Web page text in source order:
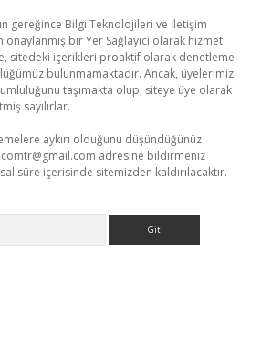
gereğince Bilgi Teknolojileri ve İletişim
onaylanmış bir Yer Sağlayıcı olarak hizmet
sitedeki içerikleri proaktif olarak denetleme
bulunmamaktadır. Ancak, üyelerimiz
taşımakta olup, siteye üye olarak
sayılırlar.
aykırı olduğunu düşündüğünüz
adresine bildirmeniz
süre içerisinde sitemizden kaldırılacaktır.